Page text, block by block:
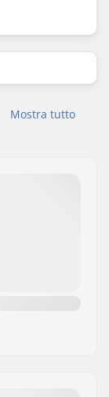
Mostra tutto